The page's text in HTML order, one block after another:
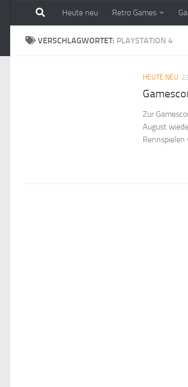
Zum Inhalt springen
Heute neu Retro Games
VERSCHLAGWORTET: PLAYSTATION 4
HEUTE NEU
Zur
August
Rennspielen